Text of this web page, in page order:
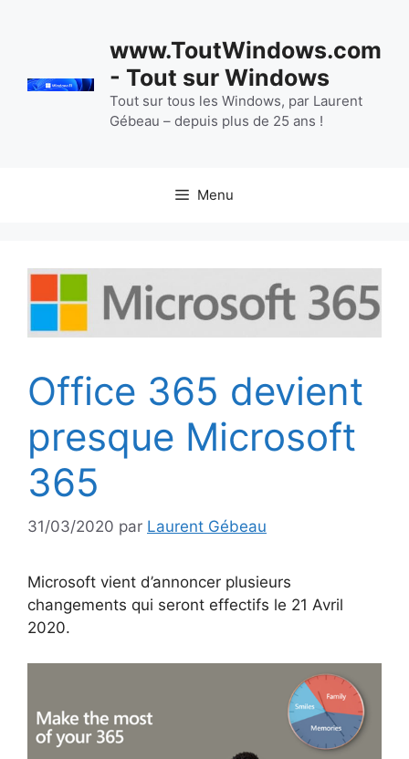
www.ToutWindows.com
- Tout sur Windows
Tout sur tous les Windows, par Laurent
Gébeau – depuis plus de 25 ans !
Menu
Office 365 devient
presque Microsoft
365
31/03/2020 par Laurent Gébeau
Microsoft vient d’annoncer plusieurs
changements qui seront effectifs le 21 Avril
2020.